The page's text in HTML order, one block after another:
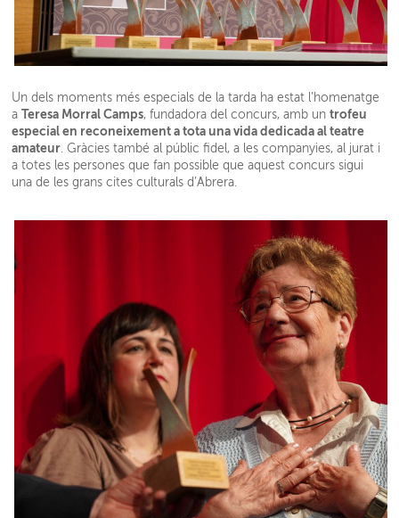
Un dels moments més especials de la tarda ha estat l’homenatge
aTeresa Morral Camps, fundadora del concurs, amb untrofeu
especial en reconeixement a tota una vida dedicada al teatre
amateur . Gràcies també al públic fidel, a les companyies, al jurat i
a totes les persones que fan possible que aquest concurs sigui
una de les grans cites culturals d’Abrera.